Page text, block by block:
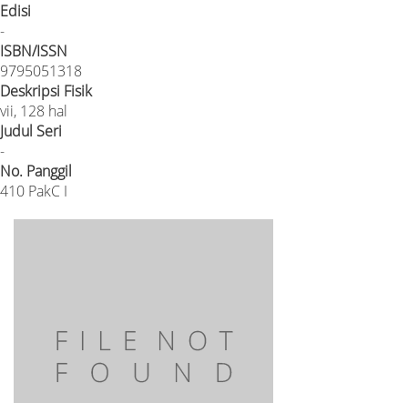
Edisi
-
ISBN/ISSN
9795051318
Deskripsi Fisik
vii, 128 hal
Judul Seri
-
No. Panggil
410 PakC I